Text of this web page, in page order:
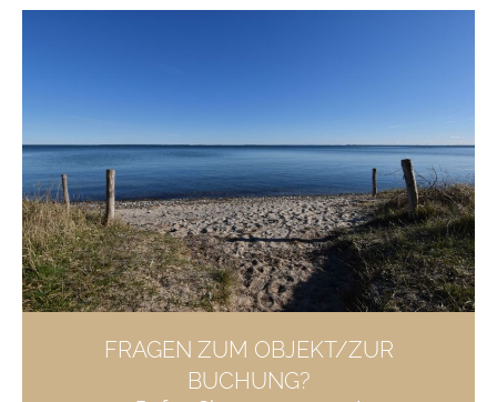
FRAGEN ZUM OBJEKT/ZUR
BUCHUNG?